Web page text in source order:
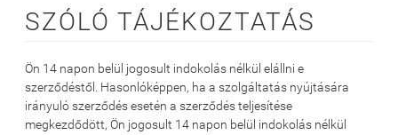
SZÓLÓ TÁJÉKOZTATÁS
Ön 14 napon belül jogosult indokolás nélkül elállni e
szerződéstől. Hasonlóképpen, ha a szolgáltatás nyújtására
irányuló szerződés esetén a szerződés teljesítése
megkezdődött, Ön jogosult 14 napon belül indokolás nélkül